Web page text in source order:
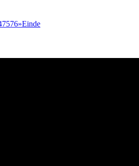
7576»Einde